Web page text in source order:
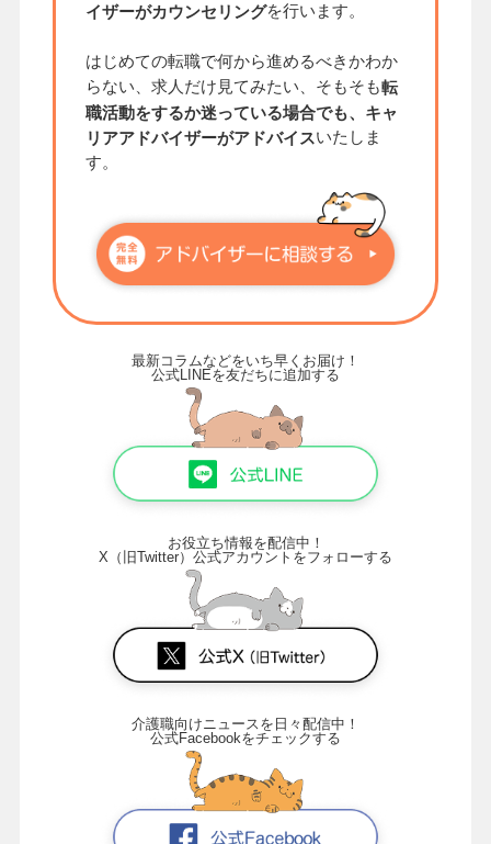
イザーがカウンセリングを行います。
はじめての転職で何から進めるべきかわか
らない、求人だけ見てみたい、そもそも転
職活動をするか迷っている場合でも、キャ
リアアドバイザーがアドバイスいたしま
す。
最新コラムなどをいち早くお届け！
公式LINEを友だちに追加する
お役立ち情報を配信中！
X（旧Twitter）公式アカウントをフォローする
介護職向けニュースを日々配信中！
公式Facebookをチェックする